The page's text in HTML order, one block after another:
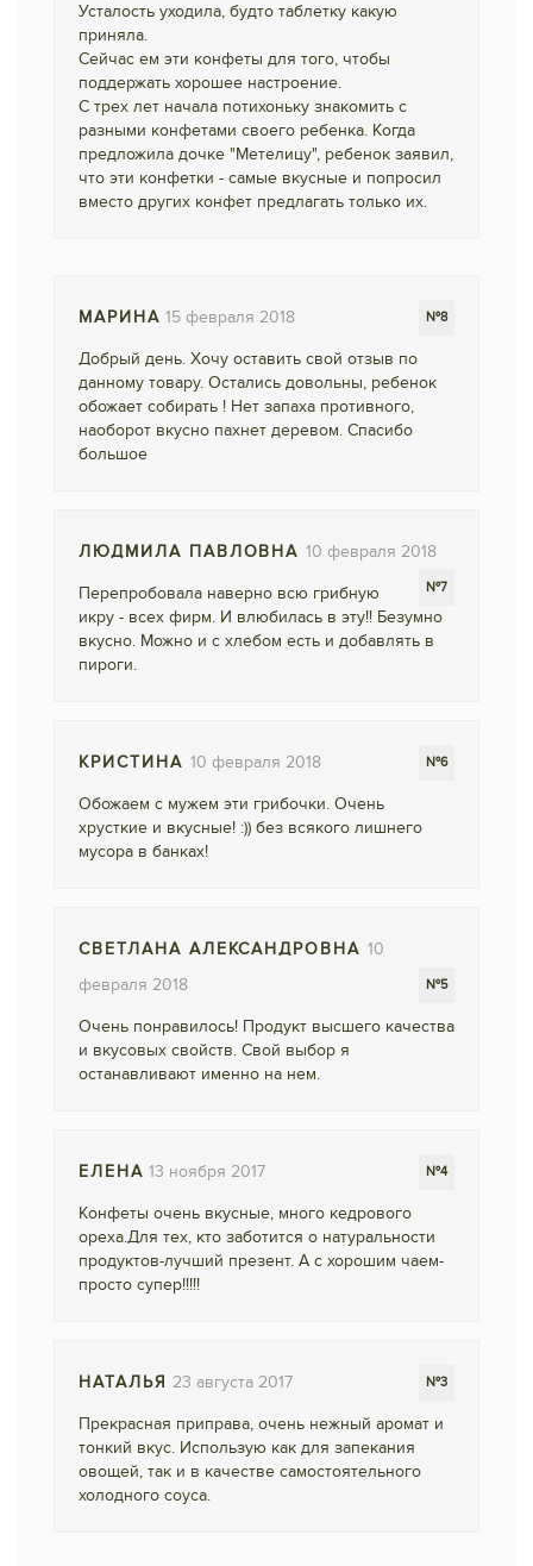
Усталость уходила, будто таблетку какую
приняла.
Сейчас ем эти конфеты для того, чтобы
поддержать хорошее настроение.
С трех лет начала потихоньку знакомить с
разными конфетами своего ребенка. Когда
предложила дочке "Метелицу", ребенок заявил,
что эти конфетки - самые вкусные и попросил
вместо других конфет предлагать только их.
МАРИНА 15 февраля 2018 №8
Добрый день. Хочу оставить свой отзыв по
данному товару. Остались довольны, ребенок
обожает собирать ! Нет запаха противного,
наоборот вкусно пахнет деревом. Спасибо
большое
ЛЮДМИЛА ПАВЛОВНА10 февраля 2018
№7
Перепробовала наверно всю грибную
икру - всех фирм. И влюбилась в эту!! Безумно
вкусно. Можно и с хлебом есть и добавлять в
пироги.
КРИСТИНА 10 февраля 2018 №6
Обожаем с мужем эти грибочки. Очень
хрусткие и вкусные! :)) без всякого лишнего
мусора в банках!
СВЕТЛАНА АЛЕКСАНДРОВНА10
февраля 2018
№5
Очень понравилось! Продукт высшего качества
и вкусовых свойств. Свой выбор я
останавливают именно на нем.
ЕЛЕНА 13 ноября 2017 №4
Конфеты очень вкусные, много кедрового
ореха.Для тех, кто заботится о натуральности
продуктов-лучший презент. А с хорошим чаем-
просто супер!!!!!
НАТАЛЬЯ 23 августа 2017 №3
Прекрасная приправа, очень нежный аромат и
тонкий вкус. Использую как для запекания
овощей, так и в качестве самостоятельного
холодного соуса.